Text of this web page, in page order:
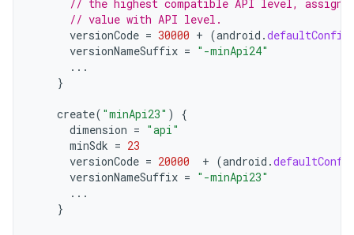
// the highest compatible API level, assign
// value with API level.
versionCode = 30000 + (android .defaultConfig
versionNameSuffix = "-minApi24"
...
}
create( "minApi23" )
{
dimension = "api"
minSdk = 23
versionCode = 20000 + (android .
versionNameSuffix = "-minApi23"
...
}